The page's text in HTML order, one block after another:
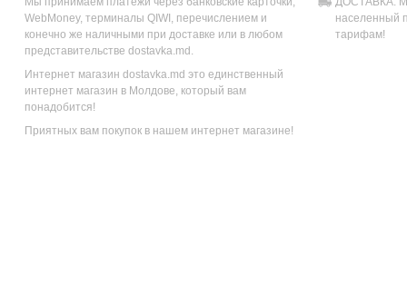
WebMoney, терминалы QIWI, перечислением и
конечно же наличными при доставке или в любом
представительстве dostavka.md.
Интернет магазин dostavka.md это единственный
интернет магазин в Молдове, который вам
понадобится!
Приятных вам покупок в нашем интернет магазине!
населенный
тарифам!